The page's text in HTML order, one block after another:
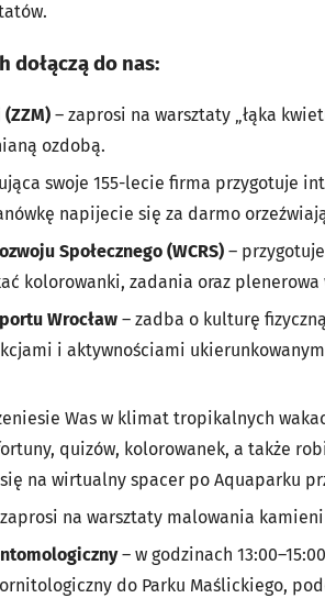
dołączą do nas:
– zaprosi na warsztaty „łąka
ozdobą.
swoje 155-lecie firma przygotuje
napijecie się za darmo
Społecznego (WCRS) –
kolorowanki, zadania oraz plenerowa
Wrocław – zadba o kulturę
i aktywnościami
Was w klimat tropikalnych
quizów, kolorowanek, a także
na wirtualny spacer po Aquaparku
na warsztaty malowania
– w godzinach
do Parku Maślickiego,